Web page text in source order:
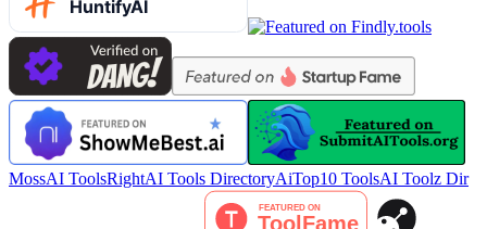
MossAI ToolsRightAI Tools DirectoryAiTop10 ToolsAI Toolz Dir